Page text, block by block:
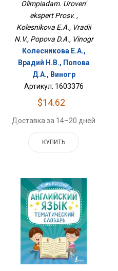
Olimpiadam. Uroven'
ekspert Prosv. ,
Kolesnikova E.A., Vradii
N.V., Popova D.A., Vinogr
Колесникова Е.А.,
Врадий Н.В., Попова
Д.А., Виногр
Артикул: 1603376
$14.62
Доставка за 14–20 дней
КУПИТЬ